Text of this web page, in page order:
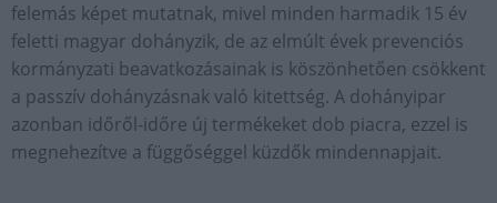
felemás képet mutatnak, mivel minden harmadik 15 év
feletti magyar dohányzik, de az elmúlt évek prevenciós
kormányzati beavatkozásainak is köszönhetően csökkent
a passzív dohányzásnak való kitettség. A dohányipar
azonban időről-időre új termékeket dob piacra, ezzel is
megnehezítve a függőséggel küzdők mindennapjait.